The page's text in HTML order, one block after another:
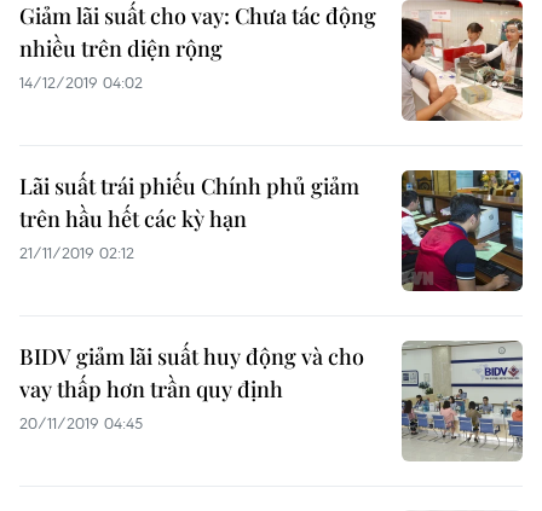
Giảm lãi suất cho vay: Chưa tác động
nhiều trên diện rộng
14/12/2019 04:02
Lãi suất trái phiếu Chính phủ giảm
trên hầu hết các kỳ hạn
21/11/2019 02:12
BIDV giảm lãi suất huy động và cho
vay thấp hơn trần quy định
20/11/2019 04:45